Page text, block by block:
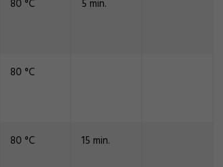
80 °C 5 min.
80 °C
80 °C 15 min.